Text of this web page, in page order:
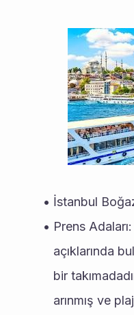
İstanbul
Prens
açıklarında
bir
arınmış ve